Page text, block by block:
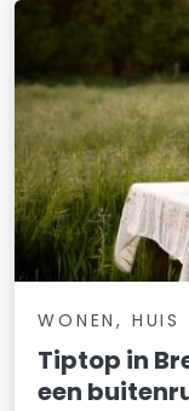
WONEN, HUIS
Tiptop in
een